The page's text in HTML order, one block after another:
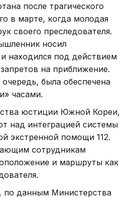
после трагического
в марте, когда молодая
своего преследователя.
носил
находился под действием
на приближение.
была обеспечена
часами.
юстиции Южной Кореи,
над интеграцией системы
экстренной помощи 112.
сотрудникам
и маршруты как
по данным Министерства